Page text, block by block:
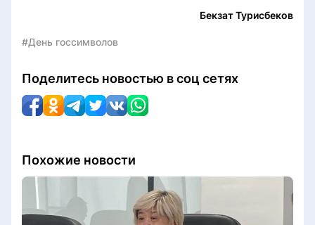
Бекзат Турисбеков
#День госсимволов
Поделитесь новостью в соц сетях
Похожие новости